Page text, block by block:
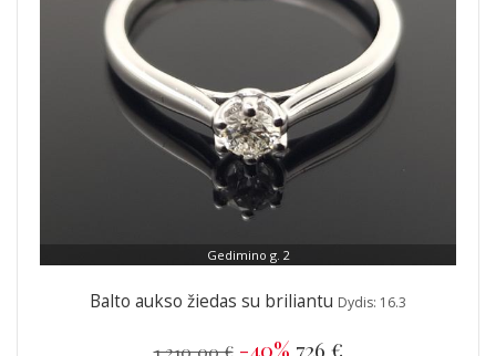
Gedimino g. 2
Balto aukso žiedas su briliantu Dydis: 16.3
1 210,00 € -40% 726 €